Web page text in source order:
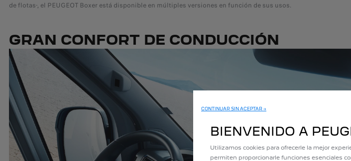
de flotas-, el PEUGEOT Boxer está disponible en múltiples versiones en función de sus usos.
GRAN CONFORT DE CONDUCCIÓN
CONTINUAR SIN ACEPTAR →
BIENVENIDO A
Utilizamos cookies para ofrecerle la mejor
permiten proporcionarle funciones esenciales